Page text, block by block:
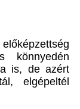
könnyedén
is, de azért
elgépeltél